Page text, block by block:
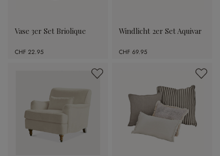
Vase 3er Set Briolique
CHF 22.95
Windlicht 2er Set Aquivar
CHF 69.95